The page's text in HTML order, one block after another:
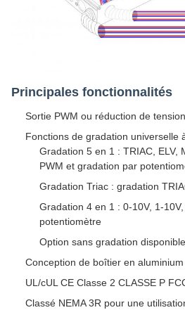
Principales fonctionnalités
Sortie PWM ou réduction de
Fonctions de gradation universelle
Gradation 5 en 1 : TRIAC, ELV,
PWM et gradation par
Gradation Triac : gradation
Gradation 4 en 1 : 0-10V, 1-
potentiomètre
Option sans gradation disponible
Conception de boîtier en
UL/cUL CE Classe 2 CLASSE P
Classé NEMA 3R pour une